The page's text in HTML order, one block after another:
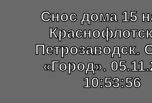
Снос дома 15
Петрозаводск.
«Город».
10:53:56